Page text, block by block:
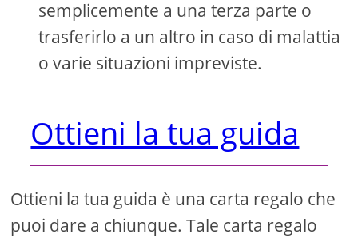
semplicemente a una terza parte o
trasferirlo a un altro in caso di malattia
o varie situazioni impreviste.
Ottieni la tua guida
Ottieni la tua guida è una carta regalo che
puoi dare a chiunque. Tale carta regalo